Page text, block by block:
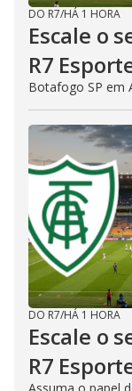
DO R7/HÁ 1 HORA
Escale o
R7
Botafogo SP em
DO R7/HÁ 1 HORA
Escale o
R7